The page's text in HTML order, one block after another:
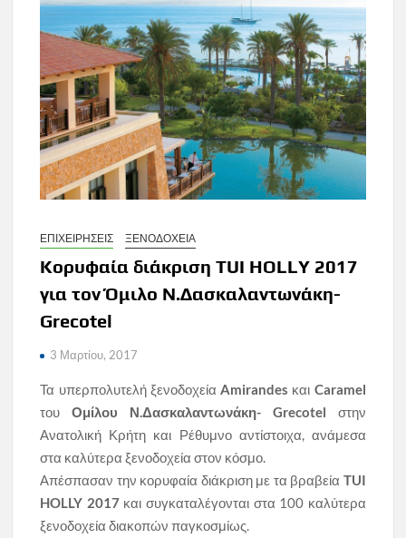
ΕΠΙΧΕΙΡΗΣΕΙΣ ΞΕΝΟΔΟΧΕΙΑ
Κορυφαία διάκριση TUI HOLLY 2017
για τον Όμιλο Ν.Δασκαλαντωνάκη-
Grecotel
3 Μαρτίου, 2017
Τα υπερπολυτελή ξενοδοχείαAmirandes και Caramel
τουΟμίλου Ν.Δασκαλαντωνάκη- Grecotel στην
Ανατολική Κρήτη και Ρέθυμνο αντίστοιχα, ανάμεσα
στα καλύτερα ξενοδοχεία στον κόσμο.
Απέσπασαν την κορυφαία διάκριση με τα βραβεία TUI
HOLLY 2017και συγκαταλέγονται στα 100 καλύτερα
ξενοδοχεία διακοπών παγκοσμίως.